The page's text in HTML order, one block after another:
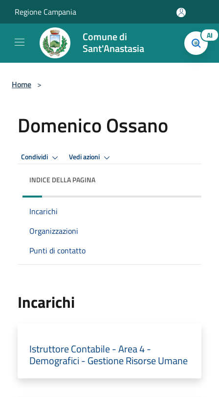
Regione Campania
Comune di
Sant'Anastasia
AI
Home >
Domenico Ossano
Condividi Vedi azioni
INDICE DELLA PAGINA
Incarichi
Organizzazioni
Punti di contatto
Incarichi
Istruttore Contabile - Area 4 -
Demografici - Gestione Risorse Umane